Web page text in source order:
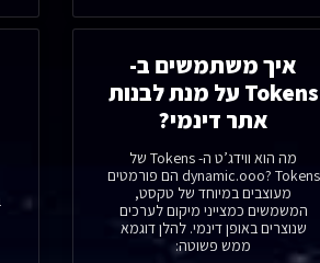
איך משתמשים ב-
Tokens על מנת לבנות
אתר דינמי?
מה הוא ווידג’ט ה- Tokens של
dynamic.ooo? Tokens הם פורמטים
מעוצבים במיוחד של טקסט,
המשמשים כמצייני מיקום לערכים
שנוצרים באופן דינמי. להלן דוגמא
ממש פשוטה: